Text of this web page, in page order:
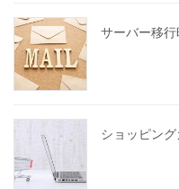
サーバー移
ショッピン